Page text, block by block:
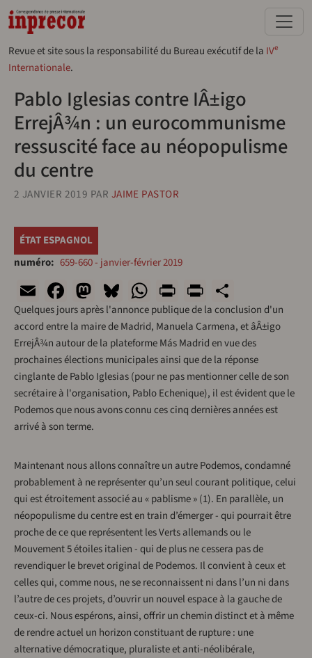
Aller au contenu principal
Revue et site sous la responsabilité du Bureau exécutif de la IVe
Internationale.
Pablo Iglesias contre IÂ±igo
ErrejÂ¾n : un eurocommunisme
ressuscité face au néopopulisme
du centre
2 JANVIER 2019 PAR JAIME PASTOR
ÉTAT ESPAGNOL
numéro
659-660 - janvier-février 2019
EmailFacebook
Mastodon
Bluesky
WhatsApp
Print
Quelques jours après l'annonce publique de la conclusion d'un
accord entre la maire de Madrid, Manuela Carmena, et âÂ±igo
ErrejÂ¾n autour de la plateforme Más Madrid en vue des
prochaines élections municipales ainsi que de la réponse
cinglante de Pablo Iglesias (pour ne pas mentionner celle de son
secrétaire à l'organisation, Pablo Echenique), il est évident que le
Podemos que nous avons connu ces cinq dernières années est
arrivé à son terme.
Maintenant nous allons connaître un autre Podemos, condamné
probablement à ne représenter qu’un seul courant politique, celui
qui est étroitement associé au « pablisme » (1). En parallèle, un
néopopulisme du centre est en train d’émerger - qui pourrait être
proche de ce que représentent les Verts allemands ou le
Mouvement 5 étoiles italien - qui de plus ne cessera pas de
revendiquer le brevet original de Podemos. Il convient à ceux et
celles qui, comme nous, ne se reconnaissent ni dans l’un ni dans
l’autre de ces projets, d’ouvrir un nouvel espace à la gauche de
ceux-ci. Nous espérons, ainsi, offrir un chemin distinct et à même
de rendre actuel un horizon constituant de rupture : une
alternative démocratique, pluraliste et anti-néolibérale,